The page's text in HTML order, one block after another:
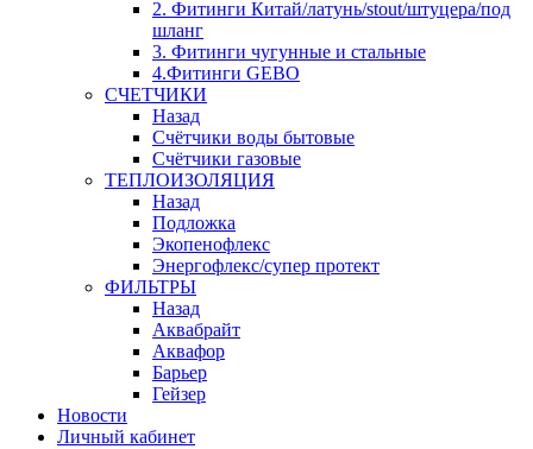
2. Фитинги Китай/латунь/stout/штуцера/под
шланг
3. Фитинги чугунные и стальные
4.Фитинги GEBO
СЧЕТЧИКИ
Назад
Счётчики воды бытовые
Счётчики газовые
ТЕПЛОИЗОЛЯЦИЯ
Назад
Подложка
Экопенофлекс
Энергофлекс/супер протект
ФИЛЬТРЫ
Назад
Аквабрайт
Аквафор
Барьер
Гейзер
Новости
Личный кабинет